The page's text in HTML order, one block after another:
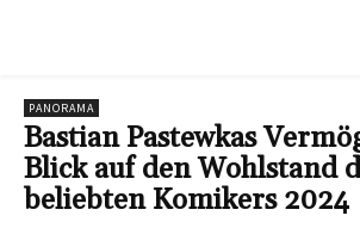
PANORAMA
Bastian Pastewkas
Blick auf den Wohlstand
beliebten Komikers 2024